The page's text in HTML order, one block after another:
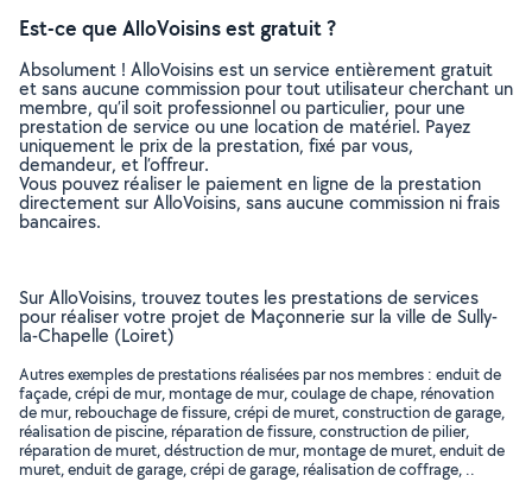
Est-ce que AlloVoisins est gratuit ?
Absolument ! AlloVoisins est un service entièrement gratuit
et sans aucune commission pour tout utilisateur cherchant un
membre, qu’il soit professionnel ou particulier, pour une
prestation de service ou une location de matériel. Payez
uniquement le prix de la prestation, fixé par vous,
demandeur, et l’offreur.
Vous pouvez réaliser le paiement en ligne de la prestation
directement sur AlloVoisins, sans aucune commission ni frais
bancaires.
Sur AlloVoisins, trouvez toutes les prestations de services
pour réaliser votre projet de Maçonnerie sur la ville de Sully-
la-Chapelle (Loiret)
Autres exemples de prestations réalisées par nos membres : enduit de
façade, crépi de mur, montage de mur, coulage de chape, rénovation
de mur, rebouchage de fissure, crépi de muret, construction de garage,
réalisation de piscine, réparation de fissure, construction de pilier,
réparation de muret, déstruction de mur, montage de muret, enduit de
muret, enduit de garage, crépi de garage, réalisation de coffrage, ..